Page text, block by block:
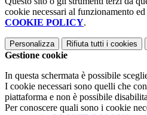
cookie necessari al funzionamento
COOKIE POLICY.
Personalizza Rifiuta tutti i cookies
Gestione cookie
In questa schermata è possibile
I cookie necessari sono quelli che
piattaforma e non è possibile
Per conoscere quali sono i cookie